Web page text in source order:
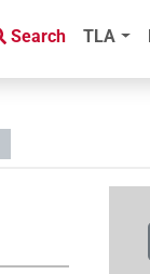
Search TLA